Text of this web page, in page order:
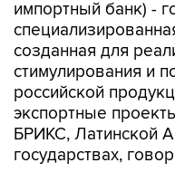
импортный банк) -
созданная для
стимулирования и
российской
экспортные
БРИКС, Латинской
государствах,